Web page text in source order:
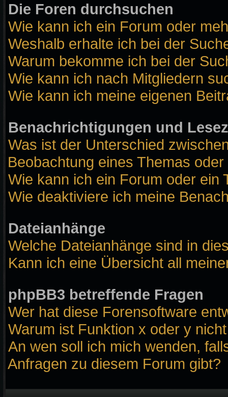
Die Foren durchsuchen
Wie kann ich ein Forum oder
Weshalb erhalte ich bei der
Warum bekomme ich bei der
Wie kann ich nach Mitgliedern
Wie kann ich meine eigenen
Benachrichtigungen und
Was ist der Unterschied
Beobachtung eines Themas
Wie kann ich ein Forum oder ein
Wie deaktiviere ich meine
Dateianhänge
Welche Dateianhänge sind in
Kann ich eine Übersicht all
phpBB3 betreffende Fragen
Wer hat diese Forensoftware
Warum ist Funktion x oder y
An wen soll ich mich wenden,
Anfragen zu diesem Forum gibt?